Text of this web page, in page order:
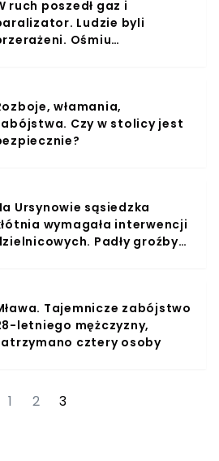
ruch poszedł gaz i
Ludzie byli
Ośmiu
włamania,
Czy w stolicy jest
Ursynowie sąsiedzka
wymagała interwencji
Padły groźby
Tajemnicze zabójstwo
letniego mężczyzny,
cztery osoby
1 2 3